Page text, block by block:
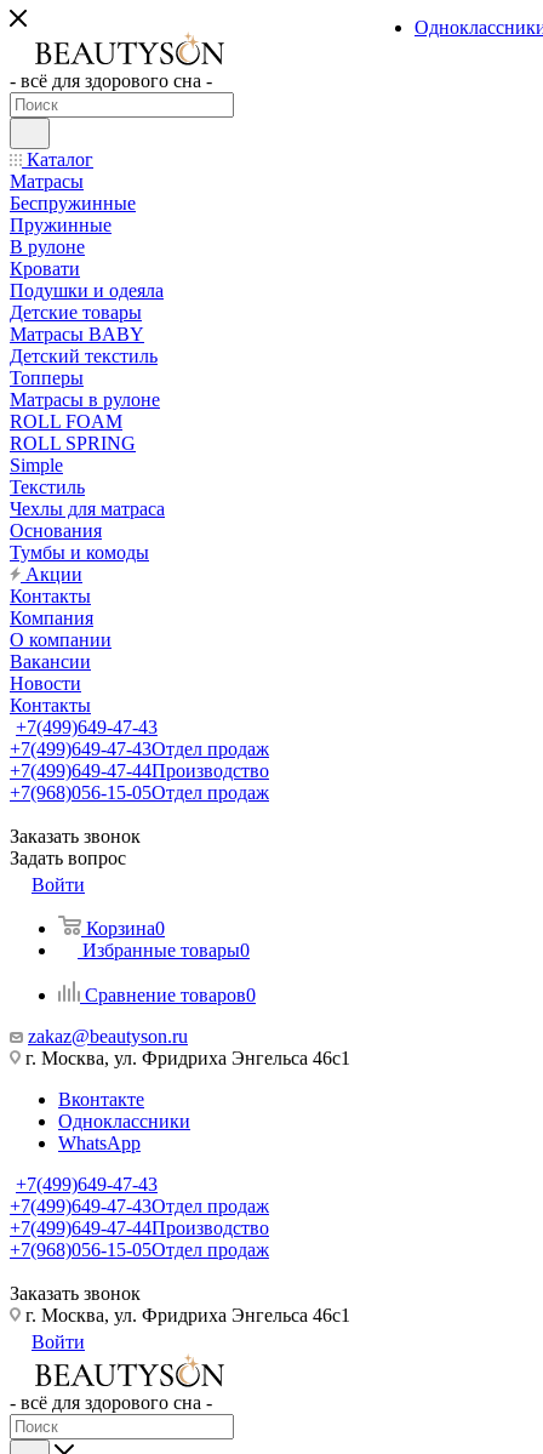
- всё для здорового сна -
Каталог
Матрасы
Беспружинные
Пружинные
В рулоне
Кровати
Подушки и одеяла
Детские товары
Матрасы BABY
Детский текстиль
Топперы
Матрасы в рулоне
ROLL FOAM
ROLL SPRING
Simple
Текстиль
Чехлы для матраса
Основания
Тумбы и комоды
Акции
Контакты
Компания
О компании
Вакансии
Новости
Контакты
+7(499)649-47-43
+7(499)649-47-43Отдел продаж
+7(499)649-47-44Производство
+7(968)056-15-05Отдел продаж
Заказать звонок
Задать вопрос
Войти
Корзина0
Избранные товары0
Сравнение товаров0
zakaz@beautyson.ru
г. Москва, ул. Фридриха Энгельса 46с1
Вконтакте
Одноклассники
WhatsApp
+7(499)649-47-43
+7(499)649-47-43Отдел продаж
+7(499)649-47-44Производство
+7(968)056-15-05Отдел продаж
Заказать звонок
г. Москва, ул. Фридриха Энгельса 46с1
Войти
- всё для здорового сна -